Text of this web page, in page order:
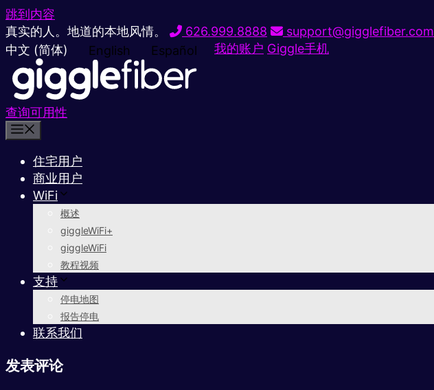
跳到内容
真实的人。地道的本地风情。
626.999.8888
support@gigglefiber.com
中文 (简体)
English Español 我的账户 Giggle手机
查询可用性
住宅用户
商业用户
WiFi
概述
giggleWiFi+
giggleWiFi
教程视频
支持
停电地图
报告停电
联系我们
发表评论